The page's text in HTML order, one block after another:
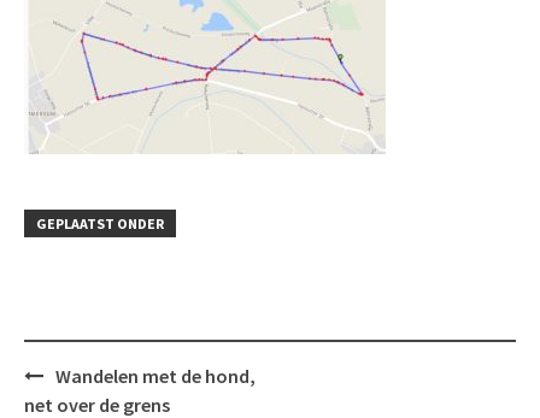
GEPLAATST ONDER
Bericht
navigatie
Wandelen met de hond,
net over de grens